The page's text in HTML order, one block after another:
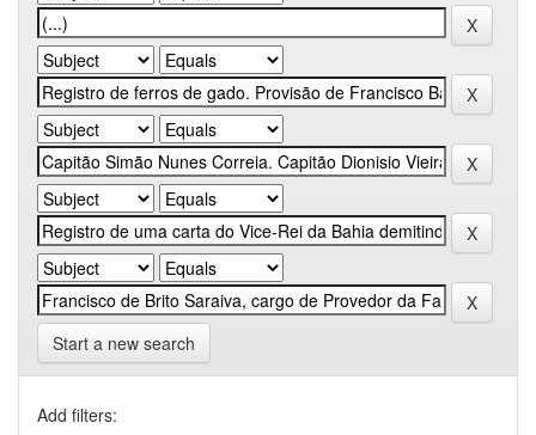
Start a new search
Add filters: